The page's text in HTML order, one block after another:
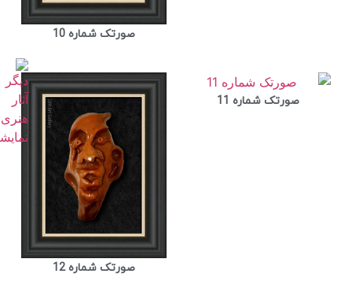
صورتک شماره 10
صورتک شماره 11
صورتک شماره 12